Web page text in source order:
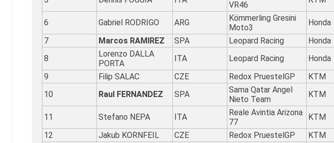
VR46
6 Gabriel RODRIGO ARG
Kömmerling Gresini
Moto3
Honda
7
Marcos RAMIREZ SPA Leopard Racing Honda
8
Lorenzo DALLA
PORTA
ITA Leopard Racing Honda
9
Filip SALAC CZE Redox PruestelGP KTM
10
Raul FERNANDEZ SPA
Sama Qatar Angel
Nieto Team
KTM
11 Stefano NEPA ITA
Reale Avintia Arizona
77
KTM
12
Jakub KORNFEIL CZE Redox PruestelGP KTM